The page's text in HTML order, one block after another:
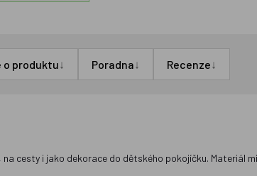
o produktu↓ Poradna↓ Recenze↓
cesty i jako dekorace do dětského pokojíčku. Materiál